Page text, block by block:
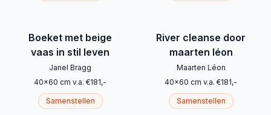
Boeket met beige
vaas in stil leven
Janel Bragg
40x60 cm v.a. €181,-
Samenstellen
River cleanse door
maarten léon
Maarten Léon
40x60 cm v.a. €181,-
Samenstellen